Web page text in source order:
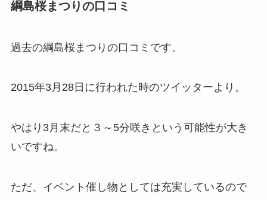
綱島桜まつりの口コミ
過去の綱島桜まつりの口コミです。
2015年3月28日に行われた時のツイッターより。
やはり3月末だと３～5分咲きという可能性が大き
いですね。
ただ、イベント催し物としては充実しているので